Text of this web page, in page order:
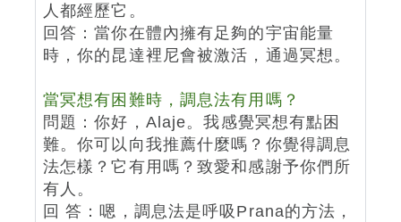
人都經歷它。
回答：當你在體內擁有足夠的宇宙能量
時，你的昆達裡尼會被激活，通過冥想。
當冥想有困難時，調息法有用嗎？
問題：你好，Alaje。我感覺冥想有點困
難。你可以向我推薦什麼嗎？你覺得調息
法怎樣？它有用嗎？致愛和感謝予你們所
有人。
回 答：嗯，調息法是呼吸Prana的方法，